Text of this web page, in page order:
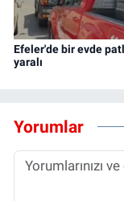
Efeler'de bir evde
yaralı
Yorumlar